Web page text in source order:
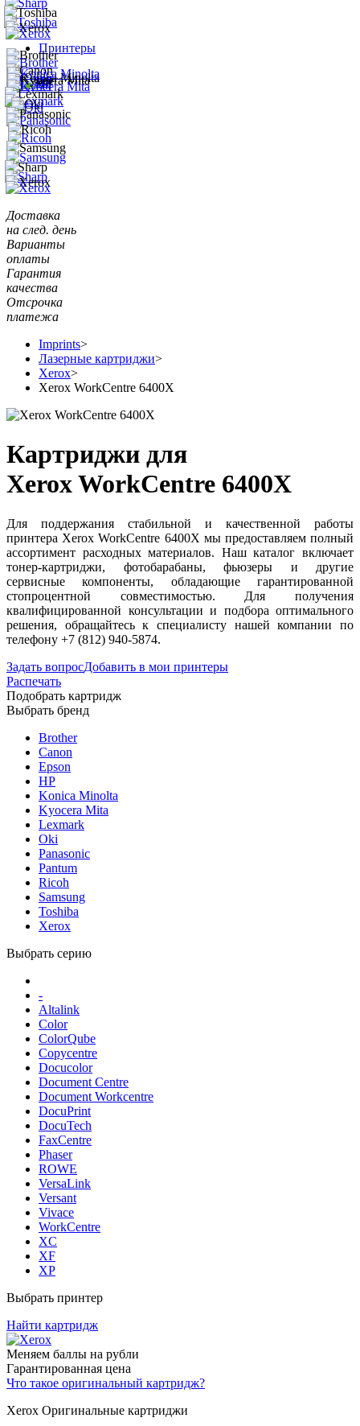
Принтеры
Доставка
на след. день
Варианты
оплаты
Гарантия
качества
Отсрочка
платежа
Imprints>
Лазерные картриджи>
Xerox>
Xerox WorkCentre 6400X
Картриджи для
Xerox WorkCentre 6400X
Для поддержания стабильной и качественной работы
принтера Xerox WorkCentre 6400X мы предоставляем полный
ассортимент расходных материалов. Наш каталог включает
тонер-картриджи, фотобарабаны, фьюзеры и другие
сервисные компоненты, обладающие гарантированной
стопроцентной совместимостью. Для получения
квалифицированной консультации и подбора оптимального
решения, обращайтесь к специалисту нашей компании по
телефону +7 (812) 940-5874.
Задать вопросДобавить в мои принтеры
Распечать
Подобрать картридж
Выбрать бренд
Brother
Canon
Epson
HP
Konica Minolta
Kyocera Mita
Lexmark
Oki
Panasonic
Pantum
Ricoh
Samsung
Toshiba
Xerox
Выбрать серию
-
Altalink
Color
ColorQube
Copycentre
Docucolor
Document Centre
Document Workcentre
DocuPrint
DocuTech
FaxCentre
Phaser
ROWE
VersaLink
Versant
Vivace
WorkCentre
XC
XF
XP
Выбрать принтер
Найти картридж
Меняем баллы на рубли
Гарантированная цена
Что такое оригинальный картридж?
Xerox Оригинальные картриджи